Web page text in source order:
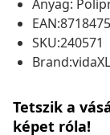
Anyag:
SKU:240571
Brand:vidaXL
Tetszik a
képet róla!